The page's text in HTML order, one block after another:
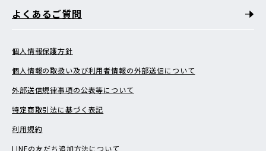
よくあるご質問
個人情報保護方針
個人情報の取扱い及び利用者情報の外部送信について
外部送信規律事項の公表等について
特定商取引法に基づく表記
利用規約
LINEの友だち追加方法について